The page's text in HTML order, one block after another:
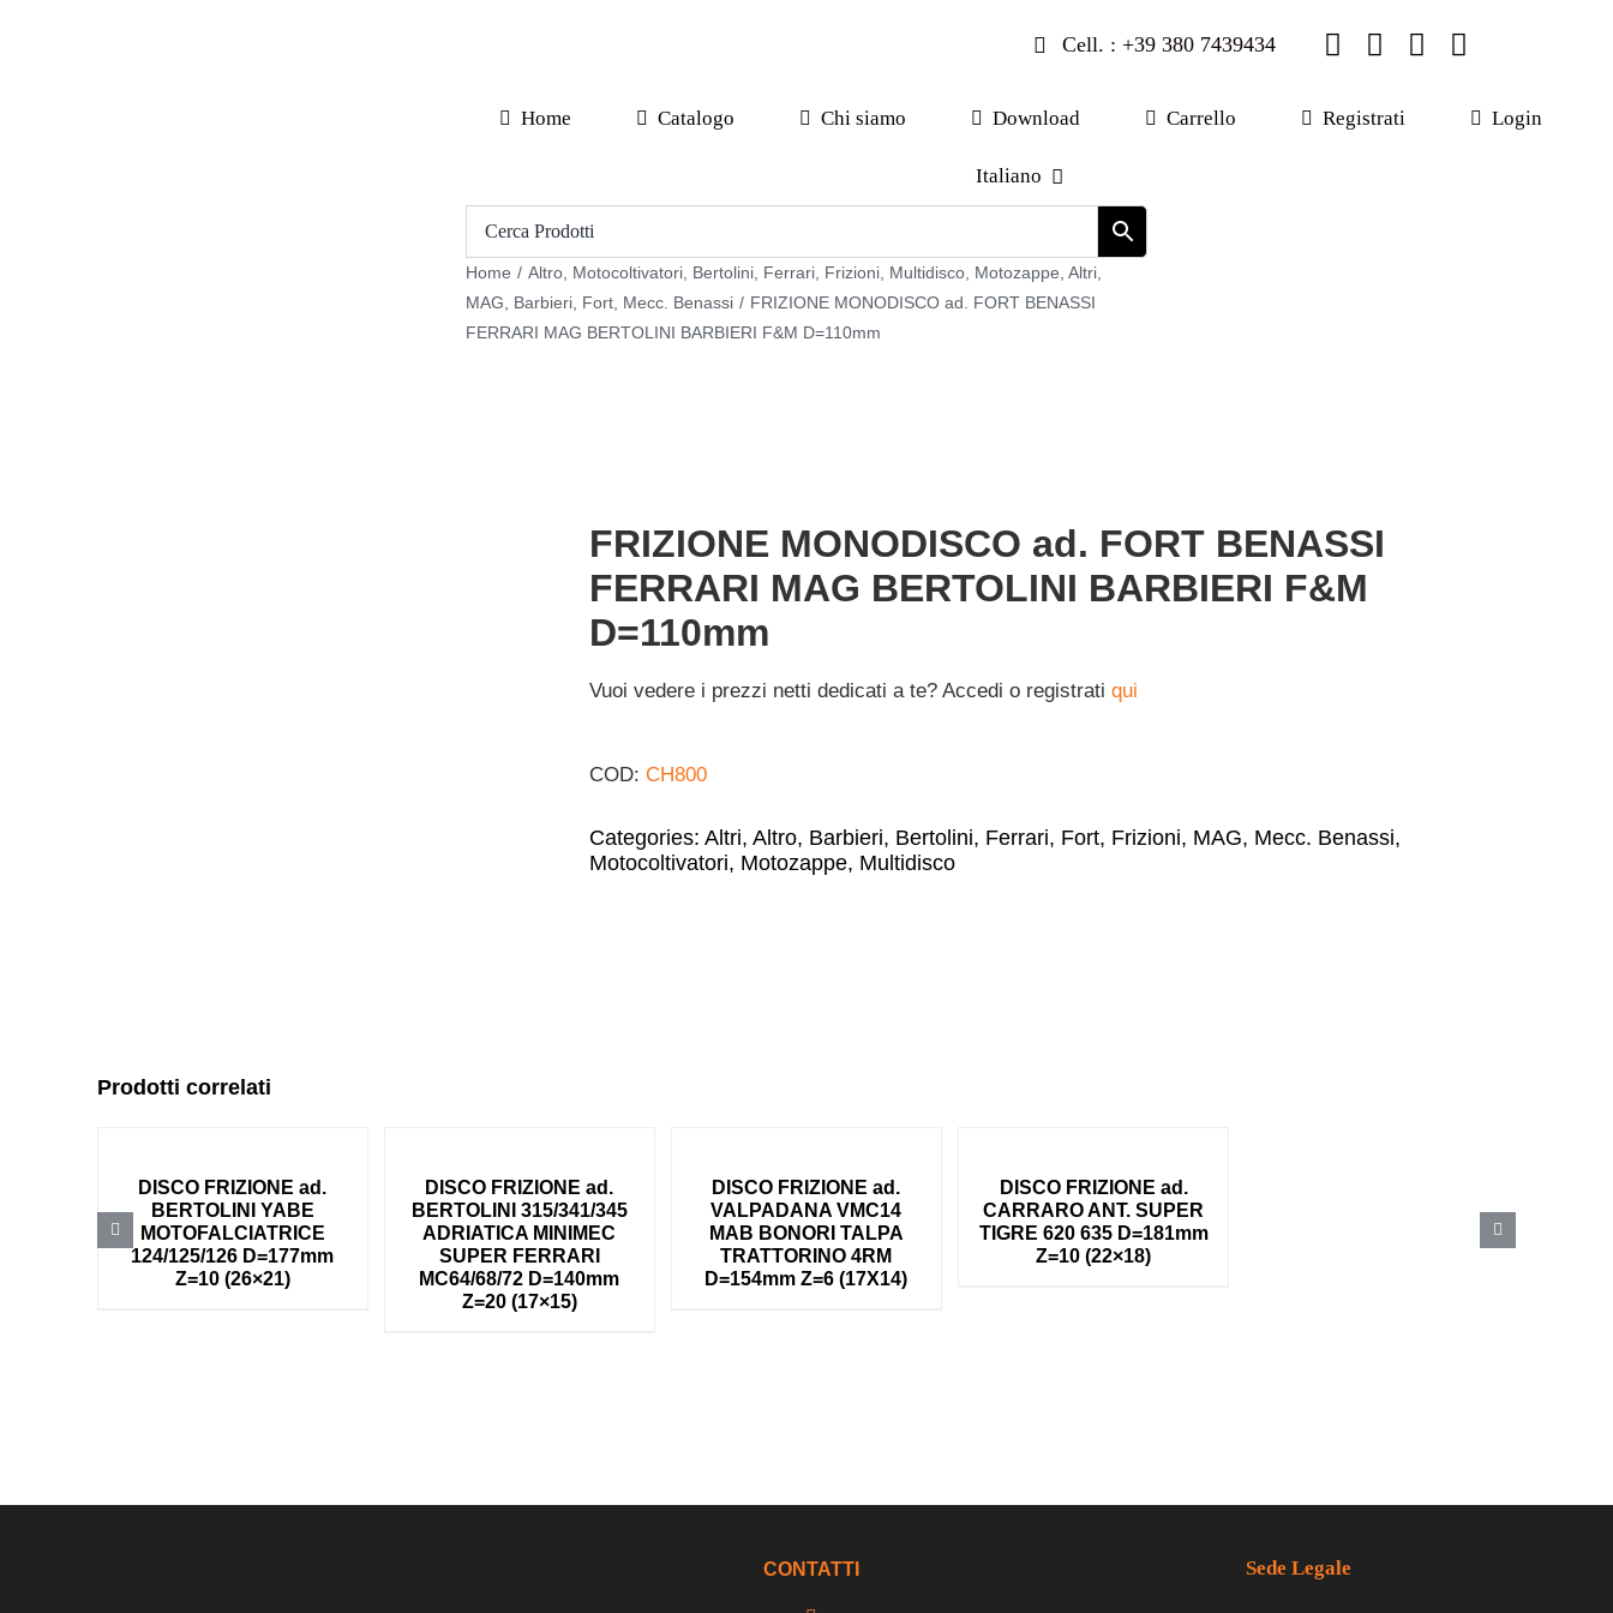
Cell. : +39 380 7439434
Home Catalogo Chi siamo Download Carrello Registrati Login
Italiano
Home / Altro Motocoltivatori Bertolini Ferrari Frizioni Multidisco Motozappe ,Altri
MAG
Barbieri Fort Mecc. Benassi / FRIZIONE MONODISCO ad. FORT BENASSI
FERRARI MAG BERTOLINI BARBIERI F&M D=110mm
FRIZIONE MONODISCO ad. FORT BENASSI
FERRARI MAG BERTOLINI BARBIERI F&M
D=110mm
Vuoi vedere i prezzi netti dedicati a te? Accedi o registrati qui
COD: CH800
Categories: Altri, Altro, Barbieri, Bertolini, Ferrari, Fort, Frizioni, MAG, Mecc. Benassi,
Motocoltivatori, Motozappe, Multidisco
Prodotti correlati
DISCO FRIZIONE ad.
BERTOLINI YABE
MOTOFALCIATRICE
124/125/126 D=177mm
Z=10 (26×21)
DISCO FRIZIONE ad.
BERTOLINI 315/341/345
ADRIATICA MINIMEC
SUPER FERRARI
MC64/68/72 D=140mm
Z=20 (17×15)
DISCO FRIZIONE ad.
VALPADANA VMC14
MAB BONORI TALPA
TRATTORINO 4RM
D=154mm Z=6 (17X14)
DISCO FRIZIONE ad.
CARRARO ANT. SUPER
TIGRE 620 635 D=181mm
Z=10 (22×18)
CONTATTI Sede Legale